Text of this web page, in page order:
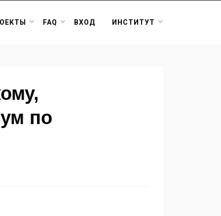
FAQ ВХОД ИНСТИТУТ
по